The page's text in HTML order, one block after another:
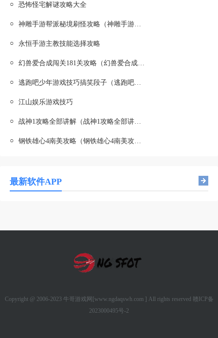
○ 恐怖怪宅解谜攻略大全
○ 神雕手游帮派秘境刷怪攻略（神雕手游帮派秘境刷怪攻略视频）
○ 永恒手游主教技能选择攻略
○ 幻兽爱合成闯关181关攻略（幻兽爱合成闯关181关攻略大全）
○ 逃跑吧少年游戏技巧搞笑段子（逃跑吧少年搞笑）
○ 江山娱乐游戏技巧
○ 战神1攻略全部讲解（战神1攻略全部讲解图文）
○ 钢铁雄心4南美攻略（钢铁雄心4南美攻略图）
最新软件APP
Copyright @ 2006-2023 牛哥游戏网[www.ngdaqswh.com ] All rights reserved 赣ICP备
2023000495号-2